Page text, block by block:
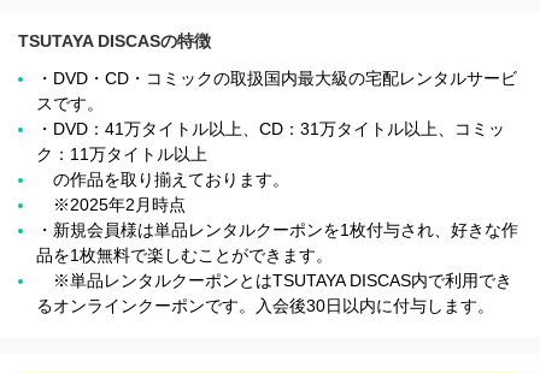
TSUTAYA DISCASの特徴
・DVD・CD・コミックの取扱国内最大級の宅配レンタルサービ
スです。
・DVD：41万タイトル以上、CD：31万タイトル以上、コミッ
ク：11万タイトル以上
の作品を取り揃えております。
※2025年2月時点
・新規会員様は単品レンタルクーポンを1枚付与され、好きな作
品を1枚無料で楽しむことができます。
※単品レンタルクーポンとはTSUTAYA DISCAS内で利用でき
るオンラインクーポンです。入会後30日以内に付与します。